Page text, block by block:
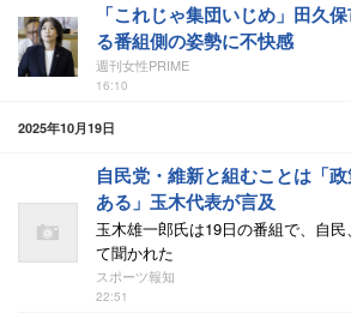
「これじゃ集団いじめ」田久
る番組側の姿勢に不快感
週刊女性PRIME
16:10
2025年10月19日
自民党・維新と組むことは「
ある」玉木代表が言及
玉木雄一郎氏は19日の番組で、自
て聞かれた
スポーツ報知
22:51